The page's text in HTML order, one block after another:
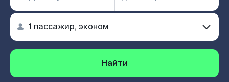
Найти